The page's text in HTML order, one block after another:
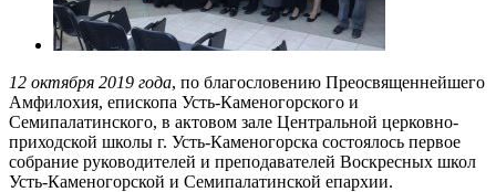
12 октября 2019 года, по благословению Преосвященнейшего
Амфилохия, епископа Усть-Каменогорского и
Семипалатинского, в актовом зале Центральной церковно-
приходской школы г. Усть-Каменогорска состоялось первое
собрание руководителей и преподавателей Воскресных школ
Усть-Каменогорской и Семипалатинской епархии.